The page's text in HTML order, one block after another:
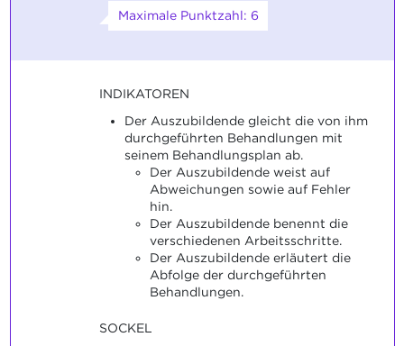
Maximale Punktzahl: 6
INDIKATOREN
Der Auszubildende gleicht die von ihm
durchgeführten Behandlungen mit
seinem Behandlungsplan ab.
Der Auszubildende weist auf
Abweichungen sowie auf Fehler
hin.
Der Auszubildende benennt die
verschiedenen Arbeitsschritte.
Der Auszubildende erläutert die
Abfolge der durchgeführten
Behandlungen.
SOCKEL